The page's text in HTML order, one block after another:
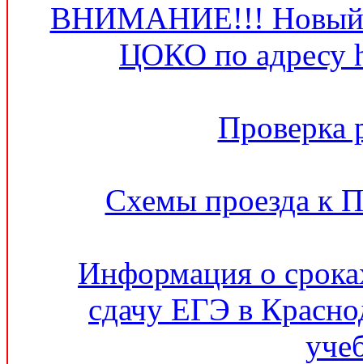
ВНИМАНИЕ!!! Новый
ЦОКО по адресу
Проверка
Схемы проезда к
Информация о
сдачу ЕГЭ в